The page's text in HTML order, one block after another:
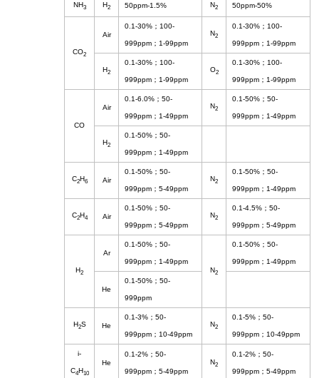
NH3 H2 50ppm-1.5% N2 50ppm-50%
CO2
Air
0.1-30%； 100-
999ppm； 1-99ppm
N2
0.1-30%； 100-
999ppm； 1-99ppm
H2
0.1-30%； 100-
999ppm； 1-99ppm
O2
0.1-30%； 100-
999ppm； 1-99ppm
CO
Air
0.1-6.0%； 50-
999ppm； 1-49ppm
N2
0.1-50%； 50-
999ppm； 1-49ppm
H2
0.1-50%； 50-
999ppm； 1-49ppm
C2H6 Air
0.1-50%； 50-
999ppm； 5-49ppm
N2
0.1-50%； 50-
999ppm； 1-49ppm
C2H4 Air
0.1-50%； 50-
999ppm； 5-49ppm
N2
0.1-4.5%； 50-
999ppm； 5-49ppm
H2
Ar
0.1-50%； 50-
999ppm； 1-49ppm
N2
0.1-50%； 50-
999ppm； 1-49ppm
He
0.1-50%； 50-
999ppm
H2S He
0.1-3%； 50-
999ppm； 10-49ppm
N2
0.1-5%； 50-
999ppm； 10-49ppm
i-
C4H10
He
0.1-2%； 50-
999ppm； 5-49ppm
N2
0.1-2%； 50-
999ppm； 5-49ppm